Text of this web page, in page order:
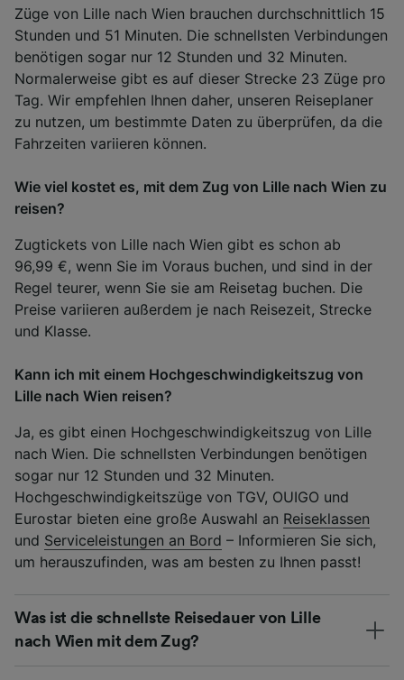
Züge von Lille nach Wien brauchen durchschnittlich 15
Stunden und 51 Minuten. Die schnellsten Verbindungen
benötigen sogar nur 12 Stunden und 32 Minuten.
Normalerweise gibt es auf dieser Strecke 23 Züge pro
Tag. Wir empfehlen Ihnen daher, unseren Reiseplaner
zu nutzen, um bestimmte Daten zu überprüfen, da die
Fahrzeiten variieren können.
Wie viel kostet es, mit dem Zug von Lille nach Wien zu
reisen?
Zugtickets von Lille nach Wien gibt es schon ab
96,99 €, wenn Sie im Voraus buchen, und sind in der
Regel teurer, wenn Sie sie am Reisetag buchen. Die
Preise variieren außerdem je nach Reisezeit, Strecke
und Klasse.
Kann ich mit einem Hochgeschwindigkeitszug von
Lille nach Wien reisen?
Ja, es gibt einen Hochgeschwindigkeitszug von Lille
nach Wien. Die schnellsten Verbindungen benötigen
sogar nur 12 Stunden und 32 Minuten.
Hochgeschwindigkeitszüge von TGV, OUIGO und
Eurostar bieten eine große Auswahl an Reiseklassen
und Serviceleistungen an Bord – Informieren Sie sich,
um herauszufinden, was am besten zu Ihnen passt!
Was ist die schnellste Reisedauer von Lille
nach Wien mit dem Zug?